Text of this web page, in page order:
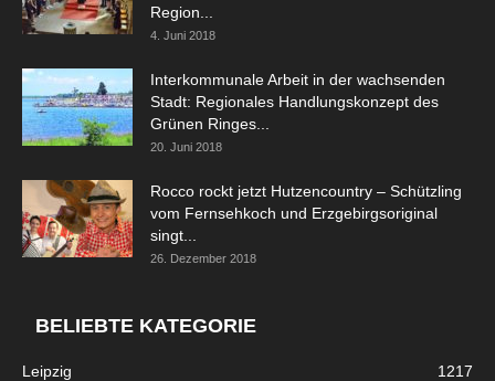
Region...
4. Juni 2018
Interkommunale Arbeit in der wachsenden
Stadt: Regionales Handlungskonzept des
Grünen Ringes...
20. Juni 2018
Rocco rockt jetzt Hutzencountry – Schützling
vom Fernsehkoch und Erzgebirgsoriginal
singt...
26. Dezember 2018
BELIEBTE KATEGORIE
Leipzig
1217